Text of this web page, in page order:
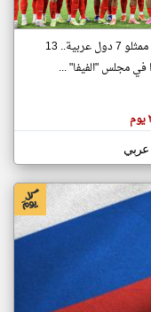
الدولة
على مدار الساعة
العاجلة والمباشرة
بينهم ممثلو 7 دول عربية.. 13
مجلس "الفيفا" ...
عربي